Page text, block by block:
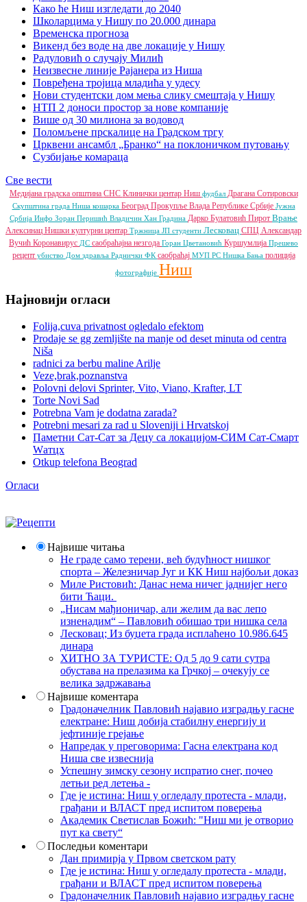
Како ће Ниш изгледати до 2040
Школарцима у Нишу по 20.000 динара
Временска прогноза
Викенд без воде на две локације у Нишу
Радуловић о случају Милић
Неизвесне линије Рајанера из Ниша
Повређена тројица младића у удесу
Нови студентски дом мења слику смештаја у Нишу
НТП 2 доноси простор за нове компаније
Више од 30 милиона за водовод
Поломљене прскалице на Градском тргу
Црквени ансамбл „Бранко“ на поклоничком путовању
Сузбијање комараца
Све вести
Медијана градска општина СНС Клинички центар Ниш фудбал Драгана Сотировски
Скупштина града Ниша кошарка Београд Прокупље Влада Републике Србије Јужна
Србија Инфо Зоран Перишић Владичин Хан Градина Дарко Булатовић Пирот Врање
Алексинац Нишки културни центар Тржница ЈП студенти Лесковац СПЦ Александар
Вучић Коронавирус ДС саобраћајна незгода Горан Цветановић Куршумлија Прешево
рецепт убиство Дом здравља Раднички ФК саобраћај МУП РС Нишка Бања полиција
фотографије Ниш
Најновији огласи
Folija,cuva privatnost ogledalo efektom
Prodaje se gg zemljište na manje od deset minuta od centra
Niša
radnici za berbu maline Arilje
Veze,brak,poznanstva
Polovni delovi Sprinter, Vito, Viano, Krafter, LT
Torte Novi Sad
Potrebna Vam je dodatna zarada?
Potrebni mesari za rad u Sloveniji i Hrvatskoj
Паметни Сат-Сат за Децу са локацијом-СИМ Сат-Смарт
Wатцх
Otkup telefona Beograd
Огласи
Највише читања
Не граде само терени, већ будућност нишког
спорта – Железничар Југ и КК Ниш најбољи доказ
Миле Ристовић: Данас нема ничег јаднијег него
бити Ћаци.
„Нисам мађионичар, али желим да вас лепо
изненадим“ – Павловић обишао три нишка села
Лесковац; Из буџета града исплаћено 10.986.645
динара
ХИТНО ЗА ТУРИСТЕ: Од 5 до 9 сати сутра
обустава на прелазима ка Грчкој – очекују се
велика задржавања
Највише коментара
Градоначелник Павловић најавио изградњу гасне
електране: Ниш добија стабилну енергију и
јефтиније грејање
Напредак у преговорима: Гасна електрана код
Ниша све извеснија
Успешну зимску сезону испратио снег, почео
летњи ред летења -
Где је истина: Ниш у огледалу протеста - млади,
грађани и ВЛАСТ пред испитом поверења
Академик Светислав Божић: "Ниш ми је отворио
пут ка свету“
Последњи коментари
Дан примирја у Првом светском рату
Где је истина: Ниш у огледалу протеста - млади,
грађани и ВЛАСТ пред испитом поверења
Градоначелник Павловић најавио изградњу гасне